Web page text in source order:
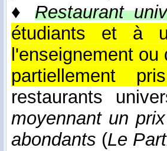
♦Restaurant
étudiants et à
l'enseignement
partiellement
restaurants
moyennant un
abondants (Le